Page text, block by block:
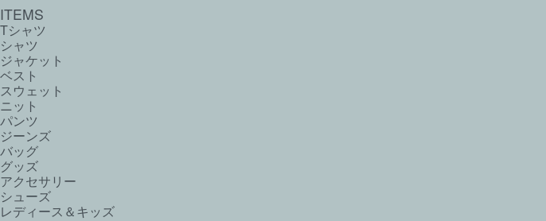
ITEMS
Tシャツ
シャツ
ジャケット
ベスト
スウェット
ニット
パンツ
ジーンズ
バッグ
グッズ
アクセサリー
シューズ
レディース＆キッズ